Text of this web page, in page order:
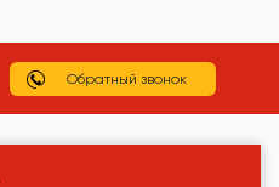
Обратный звонок